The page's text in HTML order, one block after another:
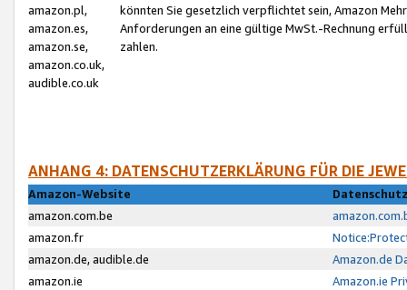
amazon.pl,
amazon.es,
amazon.se,
amazon.co.uk,
audible.co.uk
könnten Sie gesetzlich verpflichtet sein, Amazon
Anforderungen an eine gültige MwSt.-Rechnung
zahlen.
ANHANG 4: DATENSCHUTZERKLÄRUNG FÜR DIE
Amazon-Website
amazon.com.be
amazon.fr
amazon.de, audible.de
Amazon.de
amazon.ie
Amazon.ie